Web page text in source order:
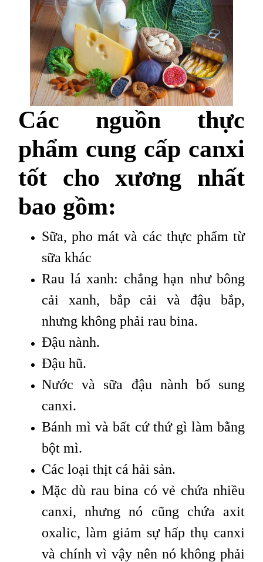
Các nguồn thực
phẩm cung cấp canxi
tốt cho xương nhất
bao gồm:
Sữa, pho mát và các thực phẩm từ
sữa khác
Rau lá xanh: chẳng hạn như bông
cải xanh, bắp cải và đậu bắp,
nhưng không phải rau bina.
Đậu nành.
Đậu hũ.
Nước và sữa đậu nành bổ sung
canxi.
Bánh mì và bất cứ thứ gì làm bằng
bột mì.
Các loại thịt cá hải sản.
Mặc dù rau bina có vẻ chứa nhiều
canxi, nhưng nó cũng chứa axit
oxalic, làm giảm sự hấp thụ canxi
và chính vì vậy nên nó không phải